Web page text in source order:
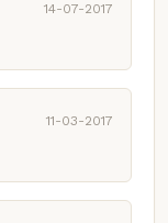
14-07-2017
11-03-2017